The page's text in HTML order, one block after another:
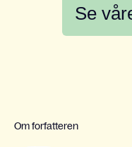
Se
Om forfatteren